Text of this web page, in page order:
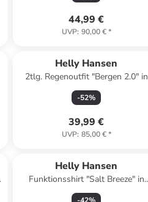
44,99 €
UVP: 90,00 €*
Helly Hansen
2tlg. Regenoutfit "Bergen 2.0" in
Beige
-52%
39,99 €
UVP: 85,00 €*
Helly Hansen
Funktionsshirt "Salt Breeze" in
Weiß